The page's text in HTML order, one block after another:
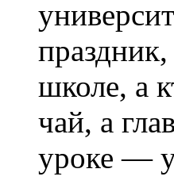
школе, а
чай, а
уроке —